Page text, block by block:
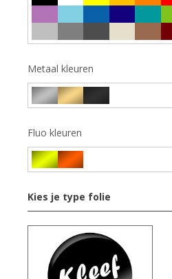
Metaal kleuren
Fluo kleuren
Kies je type folie